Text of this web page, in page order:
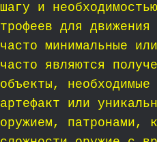
шагу и
трофеев для
часто минимальные
часто являются
объекты,
артефакт или
оружием, патронами,